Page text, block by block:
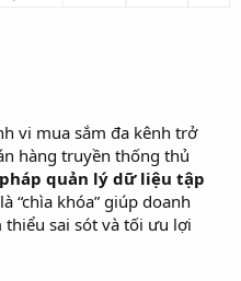
vi mua sắm đa kênh trở
hàng truyền thống thủ
quản lý dữ liệu tập
“chìa khóa” giúp doanh
sai sót và tối ưu lợi